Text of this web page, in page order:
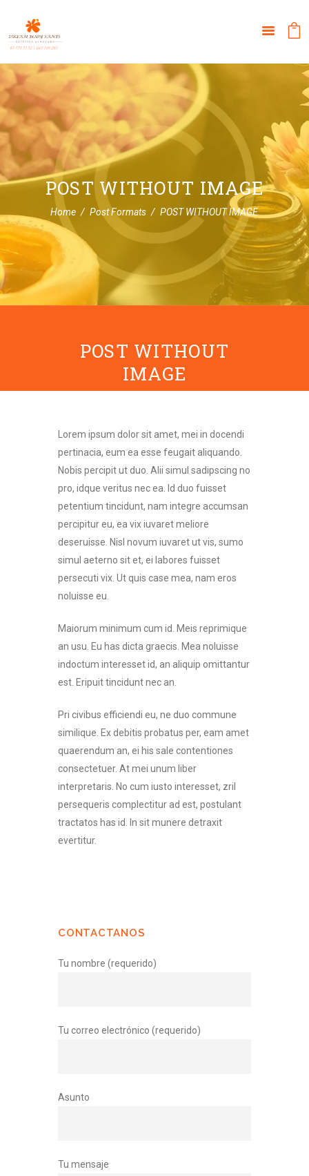
POST WITHOUT IMAGE
Home Post Formats POST WITHOUT IMAGE
POST WITHOUT
IMAGE
Lorem ipsum dolor sit amet, mei in docendi
pertinacia, eum ea esse feugait aliquando.
Nobis percipit ut duo. Alii simul sadipscing no
pro, idque veritus nec ea. Id duo fuisset
petentium tincidunt, nam integre accumsan
percipitur eu, ea vix iuvaret meliore
deseruisse. Nisl novum iuvaret ut vis, sumo
simul aeterno sit et, ei labores fuisset
persecuti vix. Ut quis case mea, nam eros
noluisse eu.
Maiorum minimum cum id. Meis reprimique
an usu. Eu has dicta graecis. Mea noluisse
indoctum interesset id, an aliquip omittantur
est. Eripuit tincidunt nec an.
Pri civibus efficiendi eu, ne duo commune
similique. Ex debitis probatus per, eam amet
quaerendum an, ei his sale contentiones
consectetuer. At mei unum liber
interpretaris. No cum iusto interesset, zril
persequeris complectitur ad est, postulant
tractatos has id. In sit munere detraxit
evertitur.
CONTACTANOS
Tu nombre (requerido)
Tu correo electrónico (requerido)
Asunto
Tu mensaje